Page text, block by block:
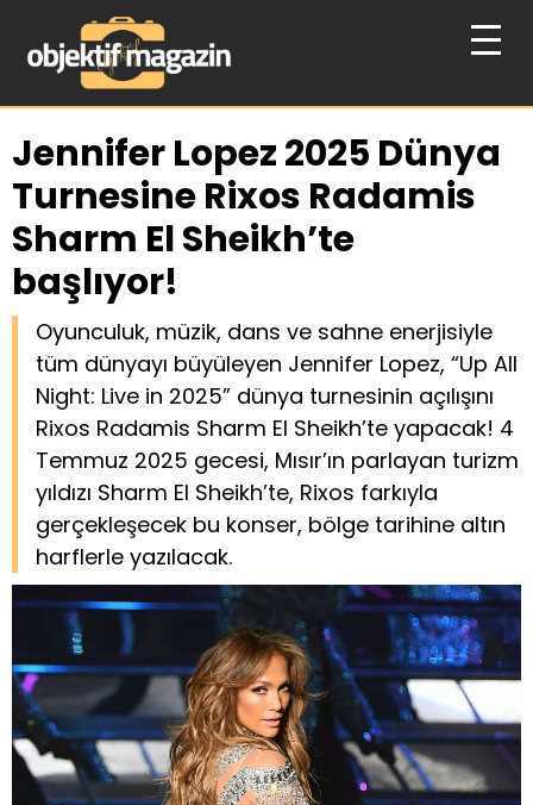
Jennifer Lopez 2025 Dünya
Turnesine Rixos Radamis
Sharm El Sheikh’te
başlıyor!
Oyunculuk, müzik, dans ve sahne enerjisiyle
tüm dünyayı büyüleyen Jennifer Lopez, “Up All
Night: Live in 2025” dünya turnesinin açılışını
Rixos Radamis Sharm El Sheikh’te yapacak! 4
Temmuz 2025 gecesi, Mısır’ın parlayan turizm
yıldızı Sharm El Sheikh’te, Rixos farkıyla
gerçekleşecek bu konser, bölge tarihine altın
harflerle yazılacak.